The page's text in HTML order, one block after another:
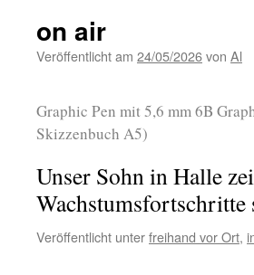
on air
Veröffentlicht am 24/05/2026von Al
Graphic Pen mit 5,6 mm 6B
Skizzenbuch A5)
Unser Sohn in Halle
Wachstumsfortschritte
Veröffentlicht unterfreihand vor Ort,